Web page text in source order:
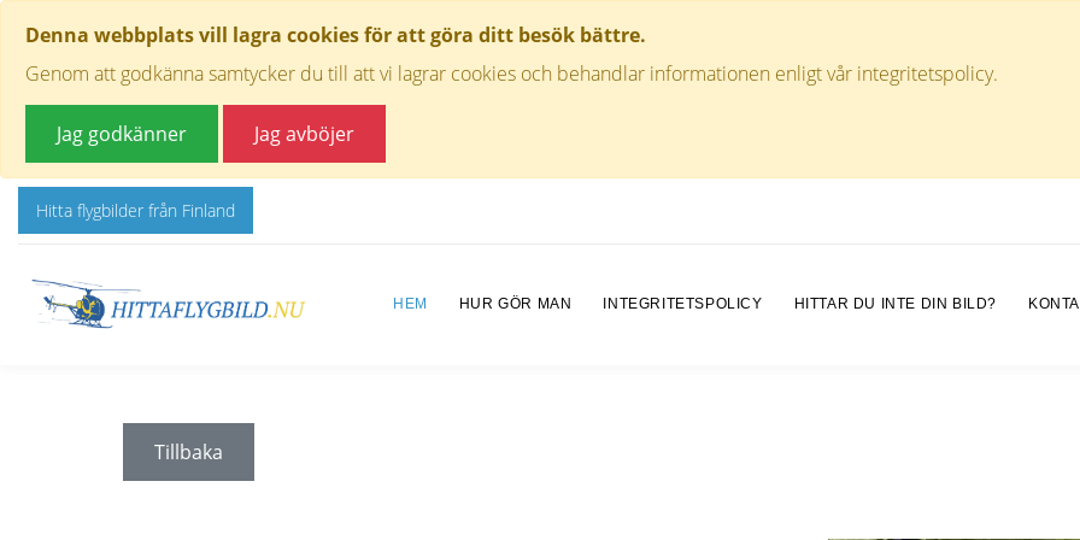
Denna webbplats vill lagra cookies för att göra ditt besök bättre.
Genom att godkänna samtycker du till att vi lagrar cookies och behandlar informationen enligt vår integritetspolicy.
Jag godkänner Jag avböjer
Hitta flygbilder från Finland
HEM HUR GÖR MAN INTEGRITETSPOLICY HITTAR DU INTE DIN BILD?
Tillbaka